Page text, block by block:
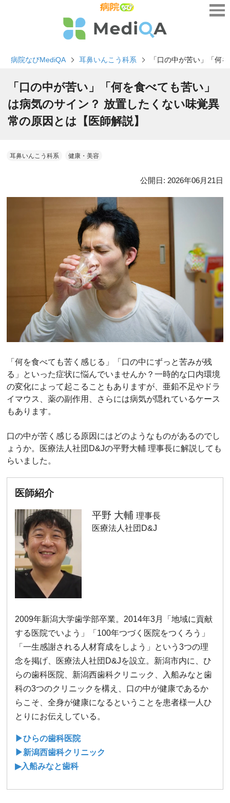
病院なびMediQA 耳鼻いんこう科系 「口の中が苦い」「何
「口の中が苦い」「何を食べても苦い」
は病気のサイン？ 放置したくない味覚異
常の原因とは【医師解説】
耳鼻いんこう科系 健康・美容
公開日: 2026年06月21日
「何を食べても苦く感じる」「口の中にずっと苦みが残
る」といった症状に悩んでいませんか？一時的な口内環境
の変化によって起こることもありますが、亜鉛不足やドラ
イマウス、薬の副作用、さらには病気が隠れているケース
もあります。
口の中が苦く感じる原因にはどのようなものがあるのでし
ょうか。医療法人社団D&Jの平野大輔 理事長に解説しても
らいました。
医師紹介
平野 大輔 理事長
医療法人社団D&J
2009年新潟大学歯学部卒業。2014年3月「地域に貢献
する医院でいよう」「100年つづく医院をつくろう」
「一生感謝される人材育成をしよう」という3つの理
念を掲げ、医療法人社団D&Jを設立。新潟市内に、ひ
らの歯科医院、新潟西歯科クリニック、入船みなと歯
科の3つのクリニックを構え、口の中が健康であるか
らこそ、全身が健康になるということを患者様一人ひ
とりにお伝えしている。
▶ひらの歯科医院
▶新潟西歯科クリニック
▶入船みなと歯科